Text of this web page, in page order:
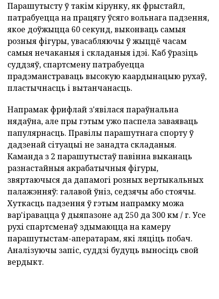
Парашутысту ў такім кірунку, як фрыстайл,
патрабуецца на працягу ўсяго вольнага падзення,
якое доўжыцца 60 секунд, выконваць самыя
розныя фігуры, увасабляючы ў жыццё часам
самыя нечаканыя і складаныя ідэі. Каб ўразіць
суддзяў, спартсмену патрабуецца
прадэманстраваць высокую каардынацыю рухаў,
пластычнасць і вытанчанасць.
Напрамак фрифлай з'явілася параўнальна
нядаўна, але пры гэтым ужо паспела заваяваць
папулярнасць. Правілы парашутнага спорту ў
дадзенай сітуацыі не занадта складаныя.
Каманда з 2 парашутыстаў павінна выканаць
разнастайныя акрабатычныя фігуры,
звяртаючыся да дапамогі розных вертыкальных
палажэнняў: галавой ўніз, седзячы або стоячы.
Хуткасць падзення ў гэтым напрамку можа
вар'іравацца ў дыяпазоне ад 250 да 300 км / г. Усе
рухі спартсменаў здымаюцца на камеру
парашутыстам-аператарам, які ляціць побач.
Аналізуючы запіс, суддзі будуць выносіць свой
вердыкт.